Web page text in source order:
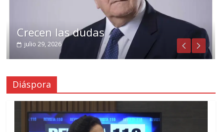
Crecen las dudas
julio 29, 2026
Diáspora